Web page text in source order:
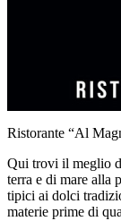
Ristorante “Al
Qui trovi il meglio
terra e di mare alla
tipici ai dolci
materie prime di